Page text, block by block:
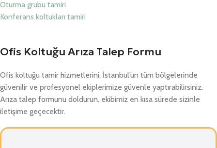
Oturma grubu tamiri
Konferans koltukları tamiri
Ofis Koltuğu Arıza Talep Formu
Ofis koltuğu tamir hizmetlerini, İstanbul’un tüm bölgelerinde
güvenilir ve profesyonel ekiplerimize güvenle yaptırabilirsiniz.
Arıza talep formunu doldurun, ekibimiz en kısa sürede sizinle
iletişime geçecektir.